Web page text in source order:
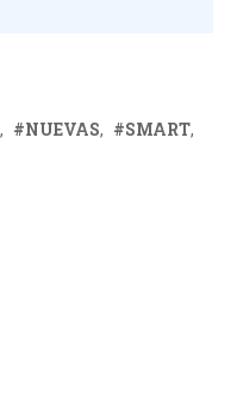
NUEVAS
SMART